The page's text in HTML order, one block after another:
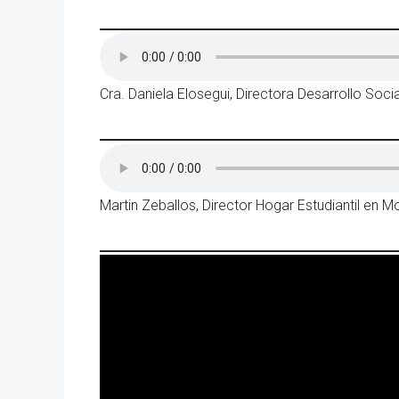
Cra. Daniela Elosegui, Directora Desarrollo
Martin Zeballos, Director Hogar Estudiantil en